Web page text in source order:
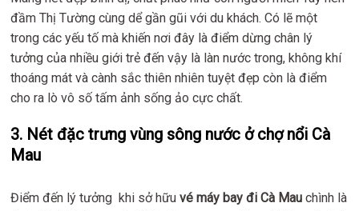
đầm Thị Tường cùng dể gần gũi với du khách. Có lẽ một
trong các yếu tố mà khiến nơi đây là điểm dừng chân lý
tưởng của nhiều giới trẻ đến vậy là làn nước trong, không khí
thoáng mát và cành sắc thiên nhiên tuyệt đẹp còn là điểm
cho ra lò vô số tấm ảnh sống ảo cực chất.
3. Nét đặc trưng vùng sông nước ở chợ nổi Cà
Mau
Điểm đến lý tưởng khi sở hữuvé máy bay đi Cà Mau chình là